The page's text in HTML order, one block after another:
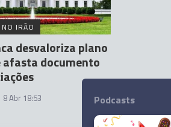
IRÃO
desvaloriza plano
documento
8 Abr 18:53 Podcasts